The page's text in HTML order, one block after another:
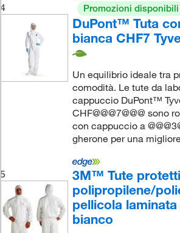
4 Promozioni disponibili
DuPont™ Tuta
bianca CHF7
Un equilibrio ideale tra
comodità. Le tute da
cappuccio DuPont™
CHF@@@7@@@ sono
con cappuccio a
gherone per una
5
3M™ Tute
polipropilene/
pellicola
bianco